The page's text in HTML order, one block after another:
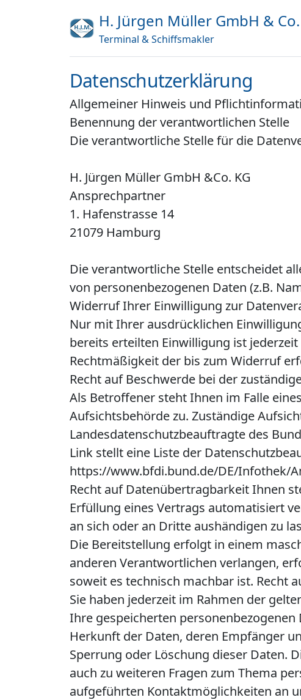
H. Jürgen Müller GmbH & Co.
Terminal & Schiffsmakler
Datenschutzerklärung
Allgemeiner Hinweis und
Benennung der verantwortlichen Stelle
Die verantwortliche Stelle für die
H. Jürgen Müller GmbH &Co. KG
Ansprechpartner
1. Hafenstrasse 14
21079 Hamburg
Die verantwortliche Stelle entscheidet
von personenbezogenen Daten (z.B.
Widerruf Ihrer Einwilligung zur
Nur mit Ihrer ausdrücklichen
bereits erteilten Einwilligung ist
Rechtmäßigkeit der bis zum Widerruf
Recht auf Beschwerde bei der
Als Betroffener steht Ihnen im Falle
Aufsichtsbehörde zu. Zuständige
Landesdatenschutzbeauftragte des
Link stellt eine Liste der
https://www.bfdi.bund.de/DE/Infothek/
Recht auf Datenübertragbarkeit Ihnen
Erfüllung eines Vertrags automatisiert
an sich oder an Dritte aushändigen zu
Die Bereitstellung erfolgt in einem
anderen Verantwortlichen verlangen,
soweit es technisch machbar ist. Recht
Sie haben jederzeit im Rahmen der
Ihre gespeicherten personenbezogenen
Herkunft der Daten, deren Empfänger
Sperrung oder Löschung dieser Daten.
auch zu weiteren Fragen zum Thema
aufgeführten Kontaktmöglichkeiten an